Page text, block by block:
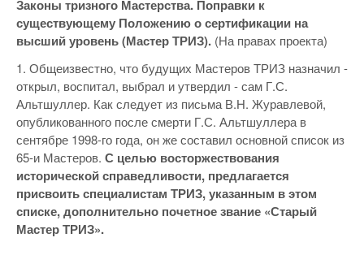
Законы тризного Мастерства. Поправки к
существующему Положению о сертификации на
высший уровень (Мастер ТРИЗ). (На правах проекта)
1. Общеизвестно, что будущих Мастеров ТРИЗ назначил -
открыл, воспитал, выбрал и утвердил - сам Г.С.
Альтшуллер. Как следует из письма В.Н. Журавлевой,
опубликованного после смерти Г.С. Альтшуллера в
сентябре 1998-го года, он же составил основной список из
65-и Мастеров. С целью восторжествования
исторической справедливости, предлагается
присвоить специалистам ТРИЗ, указанным в этом
списке, дополнительно почетное звание «Старый
Мастер ТРИЗ».